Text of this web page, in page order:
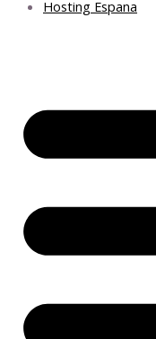
Hosting Espana